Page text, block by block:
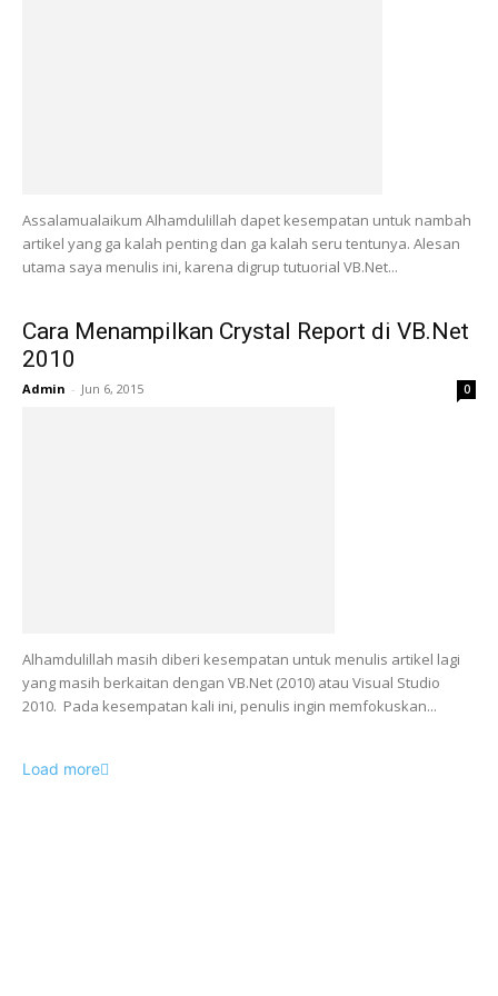
Assalamualaikum Alhamdulillah dapet kesempatan untuk nambah
artikel yang ga kalah penting dan ga kalah seru tentunya. Alesan
utama saya menulis ini, karena digrup tutuorial VB.Net...
Cara Menampilkan Crystal Report di VB.Net
2010
Admin - Jun 6, 2015 0
Alhamdulillah masih diberi kesempatan untuk menulis artikel lagi
yang masih berkaitan dengan VB.Net (2010) atau Visual Studio
2010. Pada kesempatan kali ini, penulis ingin memfokuskan...
Load more